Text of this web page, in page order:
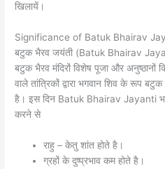
खिलायें।
Significance of Batuk Bhairav
बटुक भैरव जयंती (Batuk Bhairav
बटुक भैरव मंदिरों विशेष पूजा और अनुष्ठानों
वाले तांत्रिकों द्वारा भगवान शिव के रूप
है। इस दिन Batuk Bhairav Jayanti
करने से
राहु – केतु शांत होते है।
ग्रहों के दुष्प्रभाव कम होते है।